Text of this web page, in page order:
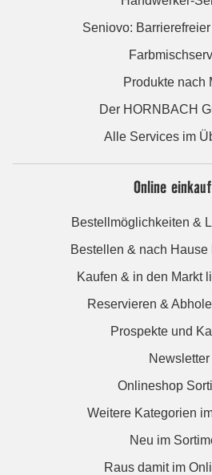
Seniovo:
Produkte nach
Der HORNBACH
Alle Services im
Online
Bestellmöglichkeiten &
Bestellen & nach Hause
Kaufen & in den Markt
Reservieren &
Prospekte und
Newsletter
Onlineshop
Weitere Kategorien
Neu im
Raus damit im